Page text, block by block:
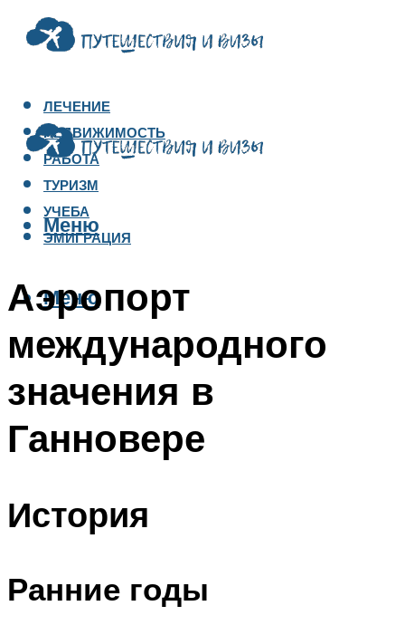
ЛЕЧЕНИЕ
НЕДВИЖИМОСТЬ
РАБОТА
ТУРИЗМ
УЧЕБА
ЭМИГРАЦИЯ
Меню
Меню
Аэропорт
международного
значения в
Ганновере
История
Ранние годы